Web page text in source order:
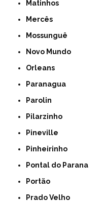
Matinhos
Mercês
Mossunguê
Novo Mundo
Orleans
Paranagua
Parolin
Pilarzinho
Pineville
Pinheirinho
Pontal do Parana
Portão
Prado Velho